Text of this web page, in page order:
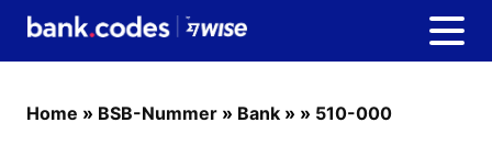
Home » BSB-Nummer » Bank » » 510-000